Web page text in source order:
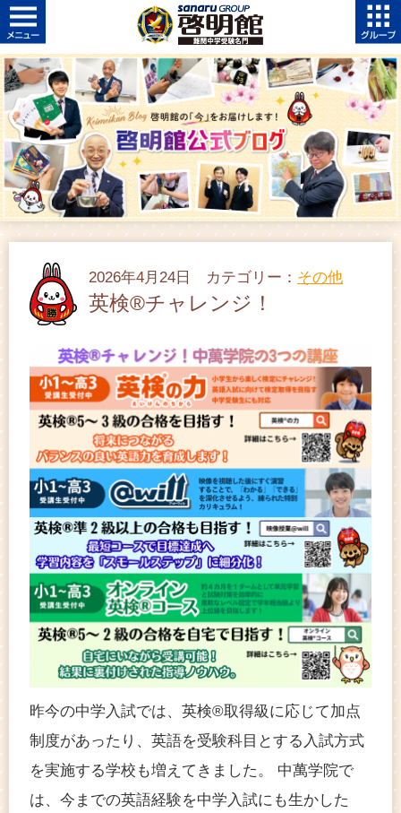
2026年4月24日 カテゴリー： その他
英検®チャレンジ！
昨今の中学入試では、英検®取得級に応じて加点
制度があったり、英語を受験科目とする入試方式
を実施する学校も増えてきました。 中萬学院で
は、今までの英語経験を中学入試にも生かした